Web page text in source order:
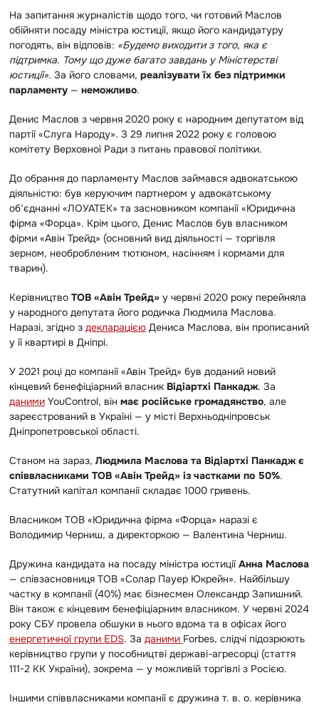
На запитання журналістів щодо того, чи готовий Маслов
обійняти посаду міністра юстиції, якщо його кандидатуру
погодять, він відповів: «Будемо виходити з того, яка є
підтримка. Тому що дуже багато завдань у Міністерстві
юстиції». За його словами, реалізувати їх без підтримки
парламенту — неможливо.
Денис Маслов з червня 2020 року є народним депутатом від
партії «Слуга Народу». З 29 липня 2022 року є головою
комітету Верховної Ради з питань правової політики.
До обрання до парламенту Маслов займався адвокатською
діяльністю: був керуючим партнером у адвокатському
об’єднанні «ЛОУАТЕК» та засновником компанії «Юридична
фірма «Форца». Крім цього, Денис Маслов був власником
фірми «Авін Трейд» (основний вид діяльності — торгівля
зерном, необробленим тютюном, насінням і кормами для
тварин).
Керівництво ТОВ «Авін Трейд» у червні 2020 року перейняла
у народного депутата його родичка Людмила Маслова.
Наразі, згідно з декларацією Дениса Маслова, він прописаний
у її квартирі в Дніпрі.
У 2021 році до компанії «Авін Трейд» був доданий новий
кінцевий бенефіціарний власник Відіартхі Панкадж. За
даними YouControl, він має російське громадянство, але
зареєстрований в Україні — у місті Верхньодніпровськ
Дніпропетровської області.
Станом на зараз, Людмила Маслова та Відіартхі Панкадж є
співвласниками ТОВ «Авін Трейд» із частками по 50%.
Статутний капітал компанії складає 1000 гривень.
Власником ТОВ «Юридична фірма «Форца» наразі є
Володимир Черниш, а директоркою — Валентина Черниш.
Дружина кандидата на посаду міністра юстиціїАнна Маслова
— співзасновниця ТОВ «Солар Пауер Юкрейн». Найбільшу
частку в компанії (40%) має бізнесмен Олександр Запишний.
Він також є кінцевим бенефіціарним власником. У червні 2024
року СБУ провела обшуки в нього вдома та в офісах його
енергетичної групи EDS. За даними Forbes, слідчі підозрюють
керівництво групи у пособництві державі-агресорці (стаття
111-2 КК України), зокрема — у можливій торгівлі з Росією.
Іншими співвласниками компанії є дружина т. в. о. керівника